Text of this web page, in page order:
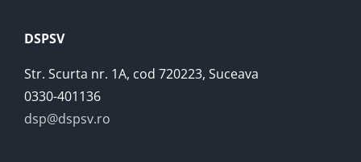
DSPSV
Str. Scurta nr. 1A, cod 720223, Suceava
0330-401136
dsp@dspsv.ro